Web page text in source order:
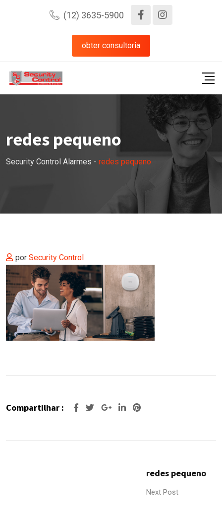
(12) 3635-5900
obter consultoria
redes pequeno
Security Control Alarmes - redes pequeno
por Security Control
Compartilhar : Google+
O
Pinterest
redes pequeno
Next Post